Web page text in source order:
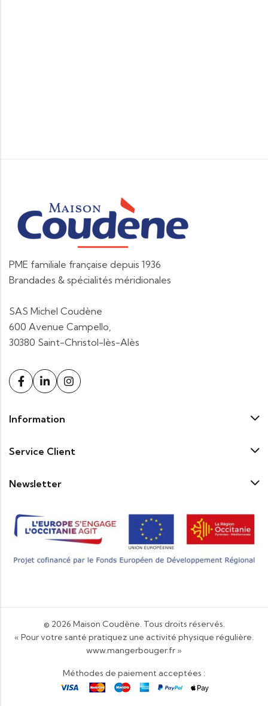
PME familiale française depuis 1936
Brandades & spécialités méridionales
SAS Michel Coudène
600 Avenue Campello,
30380 Saint-Christol-lès-Alès
Information
Service Client
Newsletter
© 2026 Maison Coudène. Tous droits réservés.
« Pour votre santé pratiquez une activité physique régulière.
www.mangerbouger.fr »
Méthodes de paiement acceptées :